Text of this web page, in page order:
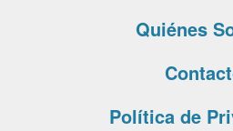
Quiénes
Política de